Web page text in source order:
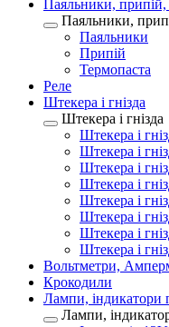
Паяльники, припій,
Паяльники,
Паяльники
Припій
Термопаста
Реле
Штекера і гнізда
Штекера і гнізда
Штекера і
Штекера і
Штекера і
Штекера і
Штекера і
Штекера і
Штекера і
Штекера і
Вольтметри,
Крокодили
Лампи, індикатори
Лампи,